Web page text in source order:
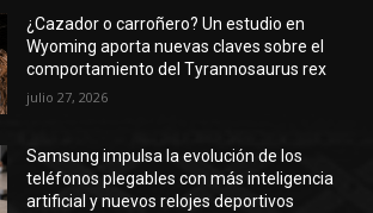
¿Cazador o carroñero? Un estudio en
Wyoming aporta nuevas claves sobre el
comportamiento del Tyrannosaurus rex
julio 27, 2026
Samsung impulsa la evolución de los
teléfonos plegables con más inteligencia
artificial y nuevos relojes deportivos